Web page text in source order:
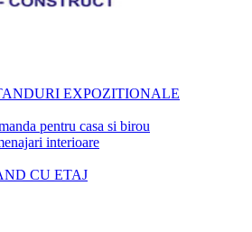
EXPOZITIONALE
pentru casa si birou
interioare
CU ETAJ